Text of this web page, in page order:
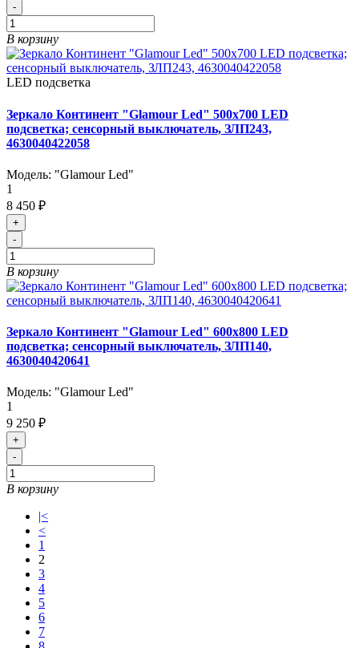
-
В корзину
LED подсветка
Зеркало Континент "Glamour Led" 500x700 LED
подсветка; сенсорный выключатель, ЗЛП243,
4630040422058
Модель: "Glamour Led"
1
8 450 ₽
+
-
В корзину
Зеркало Континент "Glamour Led" 600x800 LED
подсветка; сенсорный выключатель, ЗЛП140,
4630040420641
Модель: "Glamour Led"
1
9 250 ₽
+
-
В корзину
|<
<
1
2
3
4
5
6
7